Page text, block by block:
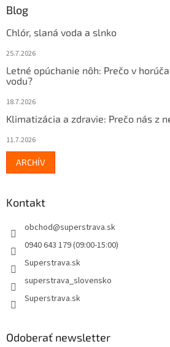
Blog
Chlór, slaná voda a slnko
25.7.2026
Letné opúchanie nôh: Prečo v
vodu?
18.7.2026
Klimatizácia a zdravie: Prečo nás z
11.7.2026
ARCHÍV
Kontakt
obchod@superstrava.sk
0940 643 179 (09:00-15:00)
Superstrava.sk
superstrava_slovensko
Superstrava.sk
Odoberať newsletter